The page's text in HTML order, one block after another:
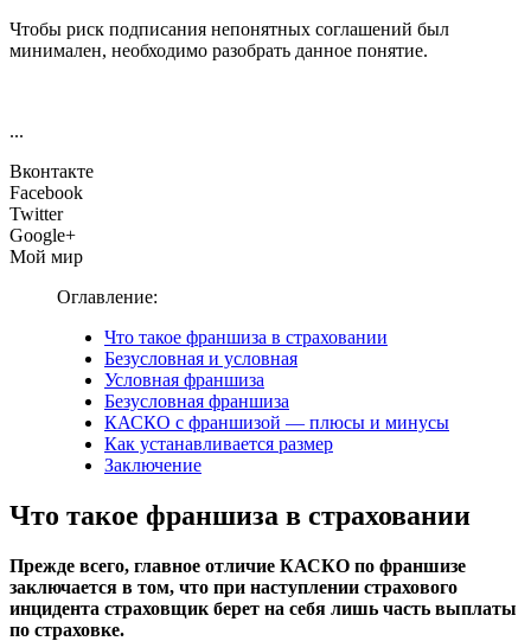
Чтобы риск подписания непонятных соглашений был
минимален, необходимо разобрать данное понятие.
...
Вконтакте
Facebook
Twitter
Google+
Мой мир
Оглавление:
Что такое франшиза в страховании
Безусловная и условная
Условная франшиза
Безусловная франшиза
КАСКО с франшизой — плюсы и минусы
Как устанавливается размер
Заключение
Что такое франшиза в страховании
Прежде всего, главное отличие КАСКО по франшизе
заключается в том, что при наступлении страхового
инцидента страховщик берет на себя лишь часть выплаты
по страховке.